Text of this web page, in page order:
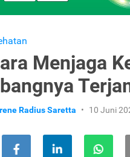
Menjaga
Radius Saretta 10 Juni